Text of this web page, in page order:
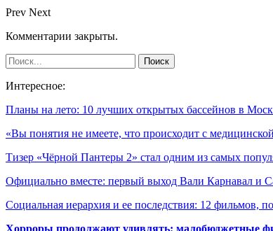
Prev Next
Комментарии закрыты.
Интересное:
Планы на лето: 10 лучших открытых бассейнов в
«Вы понятия не имеете, что происходит с
Тизер «Чёрной Пантеры 2» стал одним из самых
Официально вместе: первый выход Вали Карнавал и
Социальная иерархия и ее последствия: 12 фильмов,
Хорроры продолжают удивлять: малобюджетные